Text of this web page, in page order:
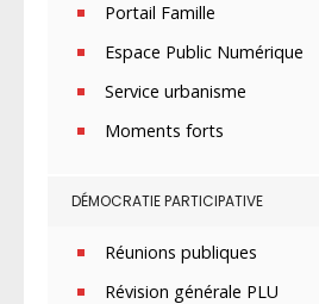
Portail Famille
Espace Public Numérique
Service urbanisme
Moments forts
DÉMOCRATIE PARTICIPATIVE
Réunions publiques
Révision générale PLU